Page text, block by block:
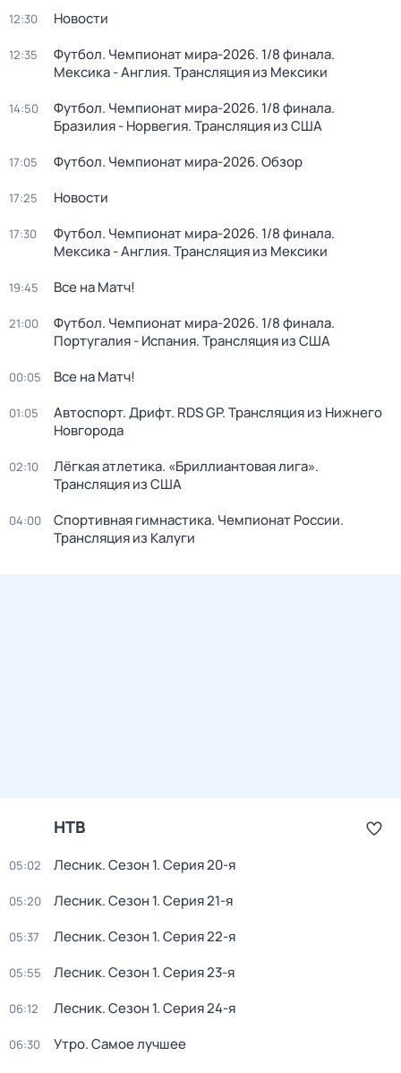
12:30 Новости
12:35
Футбол. Чемпионат мира-2026. 1/8 финала.
Мексика - Англия. Трансляция из Мексики
14:50
Футбол. Чемпионат мира-2026. 1/8 финала.
Бразилия - Норвегия. Трансляция из США
17:05 Футбол. Чемпионат мира-2026. Обзор
17:25 Новости
17:30
Футбол. Чемпионат мира-2026. 1/8 финала.
Мексика - Англия. Трансляция из Мексики
19:45 Все на Матч!
21:00
Футбол. Чемпионат мира-2026. 1/8 финала.
Португалия - Испания. Трансляция из США
00:05 Все на Матч!
01:05
Автоспорт. Дрифт. RDS GP. Трансляция из Нижнего
Новгорода
02:10
Лёгкая атлетика. «Бриллиантовая лига».
Трансляция из США
04:00
Спортивная гимнастика. Чемпионат России.
Трансляция из Калуги
НТВ
05:02 Лесник. Сезон 1. Серия 20-я
05:20 Лесник. Сезон 1. Серия 21-я
05:37 Лесник. Сезон 1. Серия 22-я
05:55 Лесник. Сезон 1. Серия 23-я
06:12 Лесник. Сезон 1. Серия 24-я
06:30 Утро. Самое лучшее